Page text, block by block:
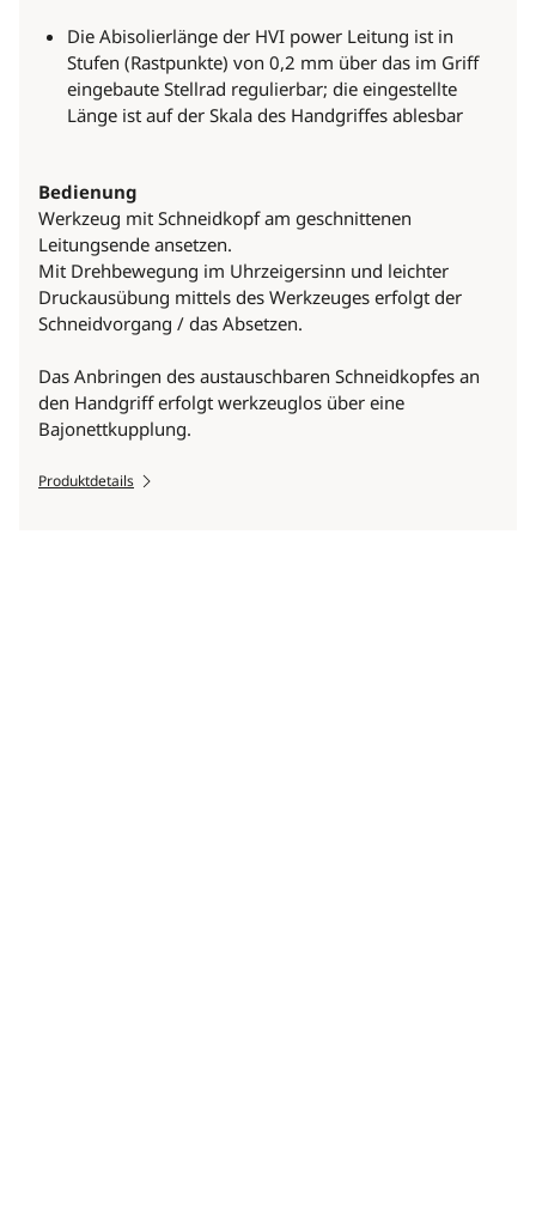
Die Abisolierlänge der HVI power Leitung ist in
Stufen (Rastpunkte) von 0,2 mm über das im Griff
eingebaute Stellrad regulierbar; die eingestellte
Länge ist auf der Skala des Handgriffes ablesbar
Bedienung
Werkzeug mit Schneidkopf am geschnittenen
Leitungsende ansetzen.
Mit Drehbewegung im Uhrzeigersinn und leichter
Druckausübung mittels des Werkzeuges erfolgt der
Schneidvorgang / das Absetzen.
Das Anbringen des austauschbaren Schneidkopfes an
den Handgriff erfolgt werkzeuglos über eine
Bajonettkupplung.
Produktdetails